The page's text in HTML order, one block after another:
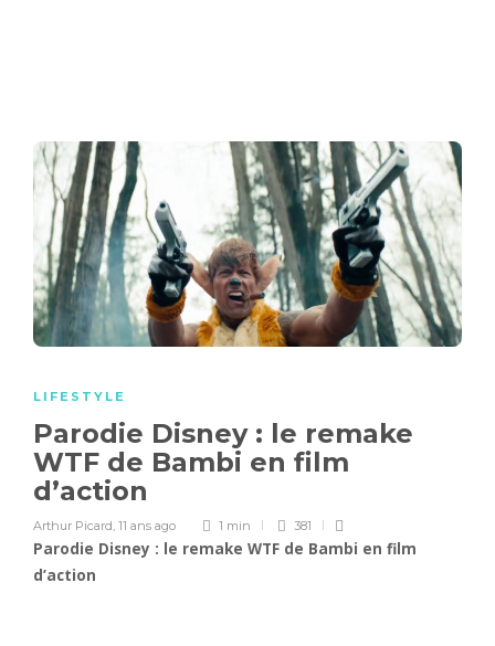
LIFESTYLE
Parodie Disney : le remake
WTF de Bambi en film
d’action
Arthur Picard 11 ans ago 1 min 381
Parodie Disney : le remake WTF de Bambi en film
d’action